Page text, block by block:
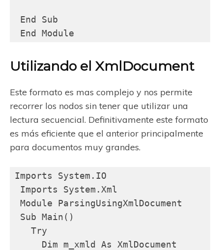
End Sub
End Module
Utilizando el XmlDocument
Este formato es mas complejo y nos permite
recorrer los nodos sin tener que utilizar una
lectura secuencial. Definitivamente este formato
es más eficiente que el anterior principalmente
para documentos muy grandes.
Imports System.IO
Imports System.Xml
Module ParsingUsingXmlDocument
Sub Main()
   Try
     Dim m_xmld As XmlDocument